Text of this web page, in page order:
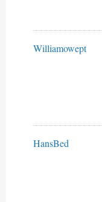
Williamowept
HansBed